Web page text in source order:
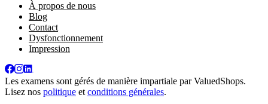
À propos de nous
Blog
Contact
Dysfonctionnement
Impression
Les examens sont gérés de manière impartiale parValuedShops.
Lisez nos politique et conditions générales.